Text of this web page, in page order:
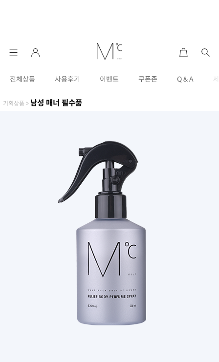
전체상품 사용후기 이벤트 쿠폰존 Q & A
기획상품 > 남성 매너 필수품